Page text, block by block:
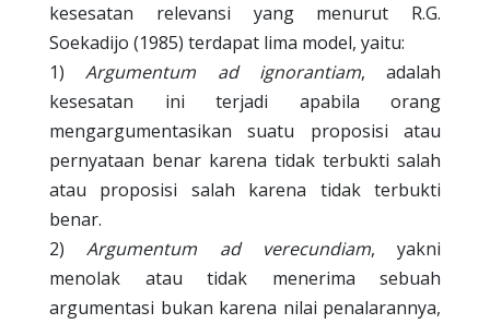
kesesatan relevansi yang menurut R.G.
Soekadijo (1985) terdapat lima model, yaitu:
1)Argumentum ad ignorantiam, adalah
kesesatan ini terjadi apabila orang
mengargumentasikan suatu proposisi atau
pernyataan benar karena tidak terbukti salah
atau proposisi salah karena tidak terbukti
benar.
2)Argumentum ad verecundiam, yakni
menolak atau tidak menerima sebuah
argumentasi bukan karena nilai penalarannya,